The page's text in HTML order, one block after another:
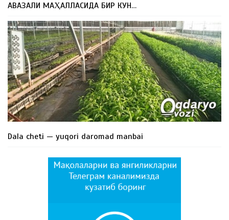
АВАЗАЛИ МАҲАЛЛАСИДА БИР КУН…
Dala cheti — yuqori daromad manbai